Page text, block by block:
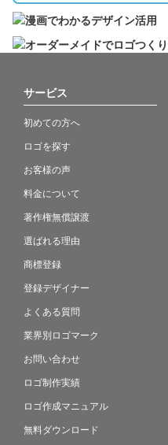
サービス
初めての方へ
ロゴを探す
お客様の声
料金について
著作権無償譲渡
選ばれる理由
商標登録
登録デザイナー
よくある質問
業界別ロゴマーク
お問い合わせ
ロゴ制作実績
ロゴ作成マニュアル
無料ダウンロード